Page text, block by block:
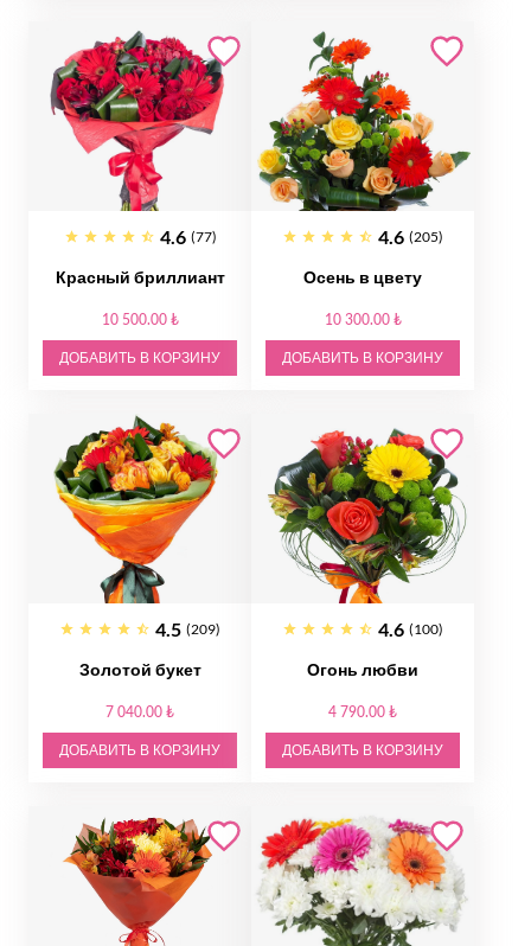
4.6 (77)
Красный бриллиант
10 500.00 ₺
ДОБАВИТЬ В КОРЗИНУ
4.6 (205)
Осень в цвету
10 300.00 ₺
ДОБАВИТЬ В КОРЗИНУ
4.5 (209)
Золотой букет
7 040.00 ₺
ДОБАВИТЬ В КОРЗИНУ
4.6 (100)
Огонь любви
4 790.00 ₺
ДОБАВИТЬ В КОРЗИНУ